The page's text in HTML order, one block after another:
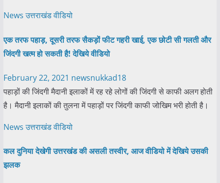
Newsउत्तराखंडवीडियो
एक तरफ पहाड़, दूसरी तरफ सैकड़ों फीट गहरी खाई, एक छोटी सी गलती और
जिंदगी खत्म हो सकती है! देखिये वीडियो
February 22, 2021 newsnukkad18
पहाड़ों की जिंदगी मैदानी इलाकों में रह रहे लोगों की जिंदगी से काफी अलग होती
है। मैदानी इलाकों की तुलना में पहाड़ों पर जिंदगी काफी जोखिम भरी होती है।
Newsउत्तराखंडवीडियो
कल दुनिया देखेगी उत्तरखंड की असली तस्वीर, आज वीडियो में देखिये उसकी
झलक